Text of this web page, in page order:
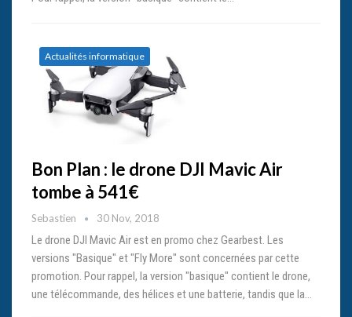
Actualités informatique
Bon Plan : le drone DJI Mavic Air
tombe à 541€
Sebastien 30 Nov, 2018
Le drone DJI Mavic Air est en promo chez Gearbest. Les
versions "Basique" et "Fly More" sont concernées par cette
promotion. Pour rappel, la version "basique" contient le drone,
une télécommande, des hélices et une batterie, tandis que la…